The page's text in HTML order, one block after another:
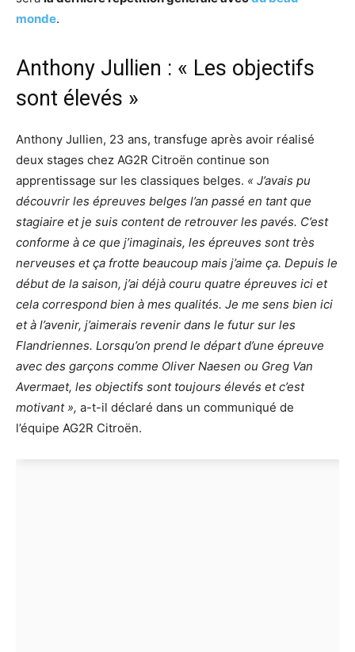
monde.
Anthony Jullien : « Les objectifs
sont élevés »
Anthony Jullien, 23 ans, transfuge après avoir réalisé
deux stages chez AG2R Citroën continue son
apprentissage sur les classiques belges. « J’avais pu
découvrir les épreuves belges l’an passé en tant que
stagiaire et je suis content de retrouver les pavés. C’est
conforme à ce que j’imaginais, les épreuves sont très
nerveuses et ça frotte beaucoup mais j’aime ça. Depuis le
début de la saison, j’ai déjà couru quatre épreuves ici et
cela correspond bien à mes qualités. Je me sens bien ici
et à l’avenir, j’aimerais revenir dans le futur sur les
Flandriennes. Lorsqu’on prend le départ d’une épreuve
avec des garçons comme Oliver Naesen ou Greg Van
Avermaet, les objectifs sont toujours élevés et c’est
motivant », a-t-il déclaré dans un communiqué de
l’équipe AG2R Citroën.